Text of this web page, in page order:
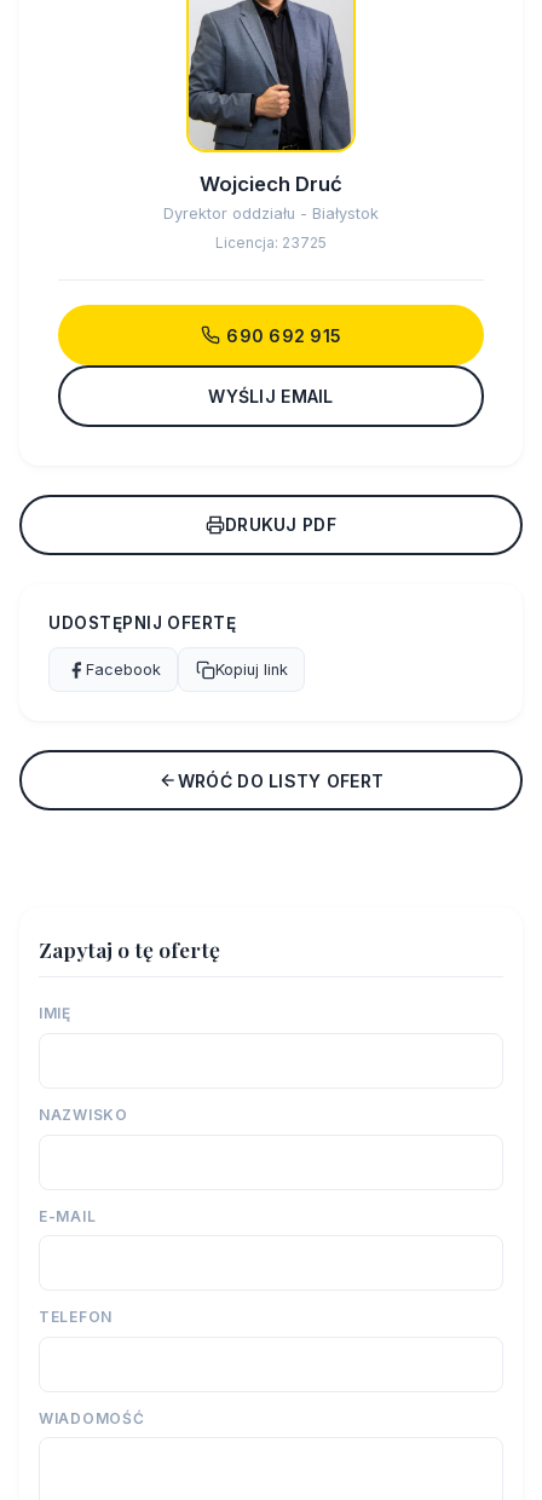
Wojciech Druć
Dyrektor oddziału - Białystok
Licencja: 23725
690 692 915
WYŚLIJ EMAIL
DRUKUJ PDF
UDOSTĘPNIJ OFERTĘ
Facebook Kopiuj link
WRÓĆ DO LISTY OFERT
Zapytaj o tę ofertę
IMIĘ
NAZWISKO
E-MAIL
TELEFON
WIADOMOŚĆ